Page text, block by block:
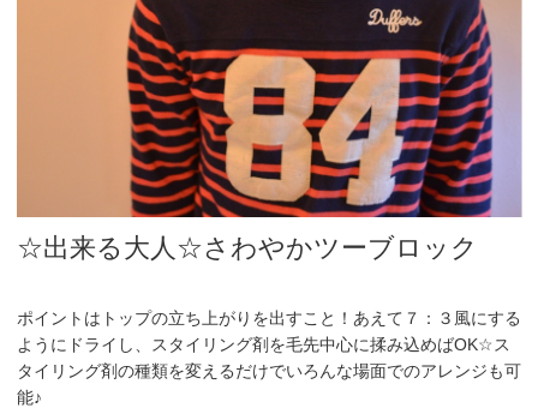
☆出来る大人☆さわやかツーブロック
ポイントはトップの立ち上がりを出すこと！あえて７：３風にする
ようにドライし、スタイリング剤を毛先中心に揉み込めばOK☆ス
タイリング剤の種類を変えるだけでいろんな場面でのアレンジも可
能♪